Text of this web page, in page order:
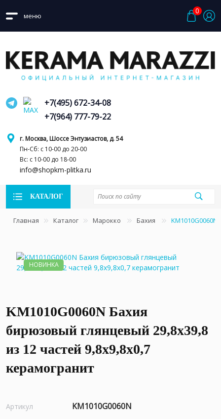
меню
0
г. Москва, Шоссе Энтузиастов, д. 54
Пн-Сб: с 10-00 до 20-00
Вс: с 10-00 до 18-00
info@shopkm-plitka.ru
+7(495) 672-34-08
+7(964) 777-79-22
КАТАЛОГ
Главная Каталог Марокко Бахия
НОВИНКА
KM1010G0060N Бахия
бирюзовый глянцевый 29,8х39,8
из 12 частей 9,8x9,8x0,7
керамогранит
Артикул KM1010G0060N